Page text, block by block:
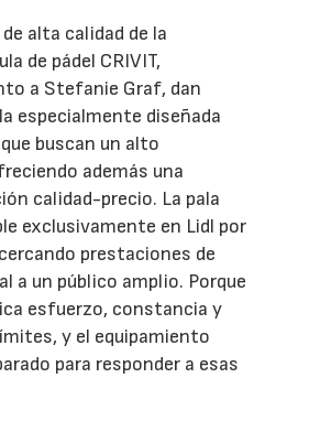
alta calidad de la
de pádel CRIVIT,
a Stefanie Graf, dan
especialmente diseñada
buscan un alto
además una
calidad-precio. La pala
exclusivamente en Lidl por
prestaciones de
a un público amplio. Porque
esfuerzo, constancia y
y el equipamiento
para responder a esas